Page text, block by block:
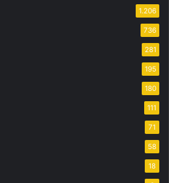
1.206
736
281
195
180
111
71
58
18